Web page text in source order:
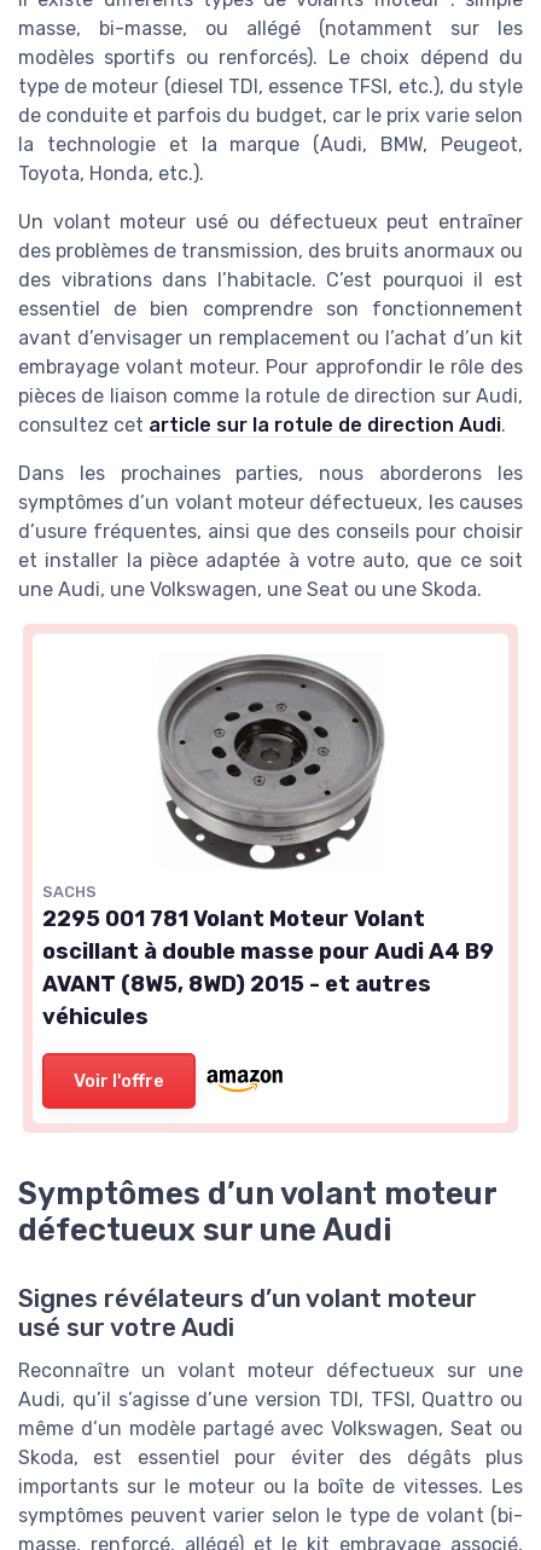
masse, bi-masse, ou allégé (notamment sur les
modèles sportifs ou renforcés). Le choix dépend du
type de moteur (diesel TDI, essence TFSI, etc.), du style
de conduite et parfois du budget, car le prix varie selon
la technologie et la marque (Audi, BMW, Peugeot,
Toyota, Honda, etc.).
Un volant moteur usé ou défectueux peut entraîner
des problèmes de transmission, des bruits anormaux ou
des vibrations dans l’habitacle. C’est pourquoi il est
essentiel de bien comprendre son fonctionnement
avant d’envisager un remplacement ou l’achat d’un kit
embrayage volant moteur. Pour approfondir le rôle des
pièces de liaison comme la rotule de direction sur Audi,
consultez cet article sur la rotule de direction Audi.
Dans les prochaines parties, nous aborderons les
symptômes d’un volant moteur défectueux, les causes
d’usure fréquentes, ainsi que des conseils pour choisir
et installer la pièce adaptée à votre auto, que ce soit
une Audi, une Volkswagen, une Seat ou une Skoda.
SACHS
2295 001 781 Volant Moteur Volant
oscillant à double masse pour Audi A4 B9
AVANT (8W5, 8WD) 2015 - et autres
véhicules
Voir l'offre
Symptômes d’un volant moteur
défectueux sur une Audi
Signes révélateurs d’un volant moteur
usé sur votre Audi
Reconnaître un volant moteur défectueux sur une
Audi, qu’il s’agisse d’une version TDI, TFSI, Quattro ou
même d’un modèle partagé avec Volkswagen, Seat ou
Skoda, est essentiel pour éviter des dégâts plus
importants sur le moteur ou la boîte de vitesses. Les
symptômes peuvent varier selon le type de volant (bi-
masse, renforcé, allégé) et le kit embrayage associé,